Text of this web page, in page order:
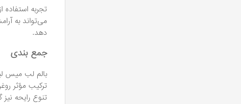
تجربه
می‌تواند به
دهد.
جمع بندی
بالم لب میس
ترکیب مؤثر
تنوع رایحه